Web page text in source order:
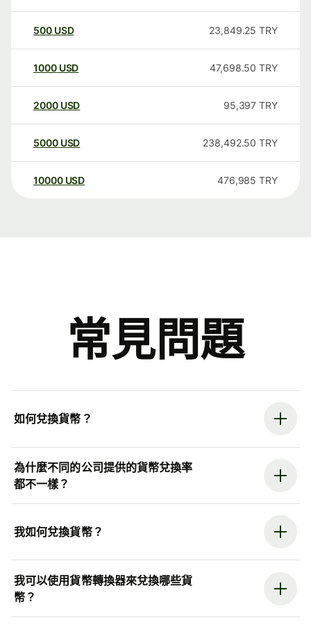
500 USD 23,849.25 TRY
1000 USD 47,698.50 TRY
2000 USD 95,397 TRY
5000 USD 238,492.50 TRY
10000 USD 476,985 TRY
常見問題
如何兌換貨幣？
為什麼不同的公司提供的貨幣兌換率
都不一樣？
我如何兌換貨幣？
我可以使用貨幣轉換器來兌換哪些貨
幣？